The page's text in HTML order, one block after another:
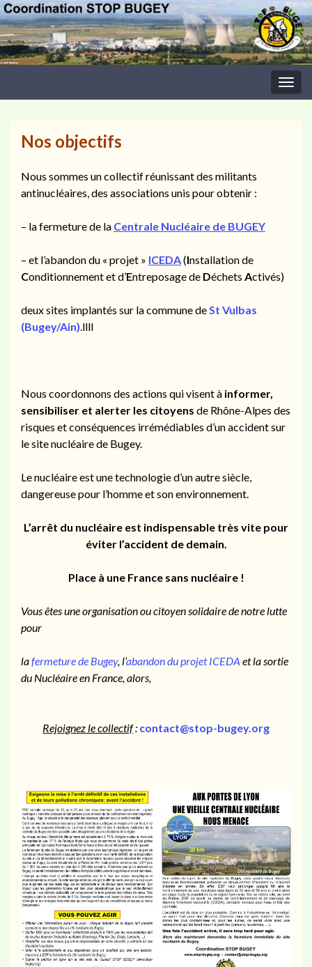
Nos objectifs
Nous sommes un collectif réunissant des militants
antinucléaires, des associations unis pour obtenir :
– la fermeture de la Centrale Nucléaire de BUGEY
– et l’abandon du « projet » ICEDA(Installation de
Conditionnement et d’Entreposage de Déchets Activés)
deux sites implantés sur la commune deSt Vulbas
(Bugey/Ain).llll
Nous coordonnons des actions qui visent à informer,
sensibiliser et alerter les citoyens de Rhône-Alpes des
risques et conséquences irrémédiables d’un accident sur
le site nucléaire de Bugey.
Le nucléaire est une technologie d’un autre siècle,
dangereuse pour l’homme et son environnement.
L’arrêt du nucléaire est indispensable très vite pour
éviter l’accident de demain.
Place à une France sans nucléaire !
Vous êtes une organisation ou citoyen solidaire de notre lutte
pour
lafermeture de Bugey, l’abandon du projet ICEDA et la sortie
du Nucléaire en France, alors,
Rejoignez le collectif: contact@stop-bugey.org